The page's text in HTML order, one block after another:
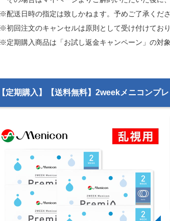
※配送日時の指定は致しかねます。予めご了承くださ
※初回注文のキャンセルは原則として受け付けており
※定期購入商品は「お試し返金キャンペーン」の対象
【定期購入】【送料無料】2weekメニコンプ